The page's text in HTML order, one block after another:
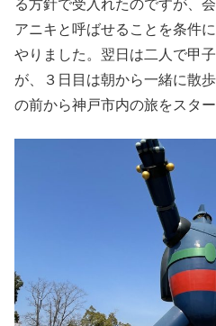
る方針で受入れたのですが、
アニキと呼ばせることを条件
やりました。翌日は二人で甲
が、３日目は朝から一緒に散
の前から神戸市内の旅をスター